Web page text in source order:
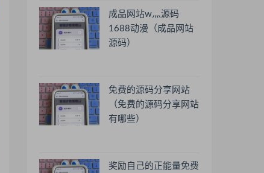
成品网站w灬源码
1688动漫（成品网站
源码）
免费的源码分享网站
（免费的源码分享网站
有哪些）
奖励自己的正能量免费